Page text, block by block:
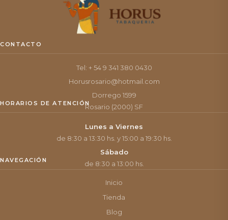
CONTACTO
Tel: + 54 9 341 380 0430
Horusrosario@hotmail.com
Dorrego 1599
Rosario (2000) SF
HORARIOS DE ATENCIÓN
Lunes a Viernes
de 8:30 a 13:30 hs. y 15:00 a 19:30 hs.
Sábado
de 8:30 a 13:00 hs.
NAVEGACIÓN
Inicio
Tienda
Blog